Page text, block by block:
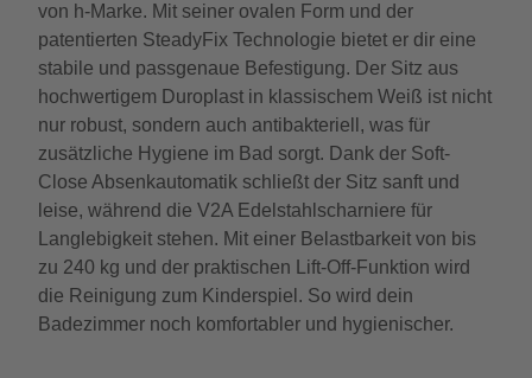
von h-Marke. Mit seiner ovalen Form und der
patentierten SteadyFix Technologie bietet er dir eine
stabile und passgenaue Befestigung. Der Sitz aus
hochwertigem Duroplast in klassischem Weiß ist nicht
nur robust, sondern auch antibakteriell, was für
zusätzliche Hygiene im Bad sorgt. Dank der Soft-
Close Absenkautomatik schließt der Sitz sanft und
leise, während die V2A Edelstahlscharniere für
Langlebigkeit stehen. Mit einer Belastbarkeit von bis
zu 240 kg und der praktischen Lift-Off-Funktion wird
die Reinigung zum Kinderspiel. So wird dein
Badezimmer noch komfortabler und hygienischer.